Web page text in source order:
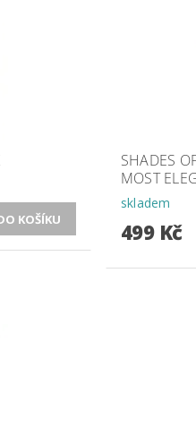
SHADES
MOST
skladem
499 Kč